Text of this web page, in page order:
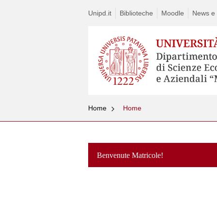
Unipd.it Biblioteche Moodle News
Home Home
Benvenute Matricole!